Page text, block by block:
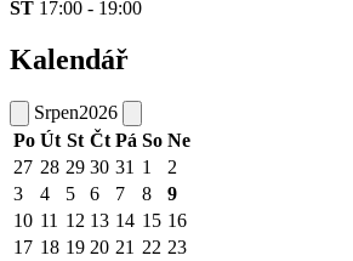
ST 17:00 - 19:00
Kalendář
Srpen2026
Po Út St Čt Pá So Ne
27 28 29 30 31 1
2
3
4 5 6 7 8
9
10 11 12 13 14 15 16
17 18 19 20 21 22 23